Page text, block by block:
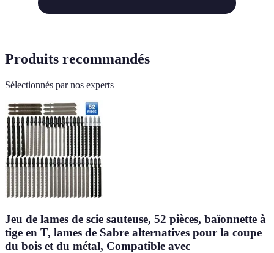
Produits recommandés
Sélectionnés par nos experts
Jeu de lames de scie sauteuse, 52 pièces, baïonnette à
tige en T, lames de Sabre alternatives pour la coupe
du bois et du métal, Compatible avec